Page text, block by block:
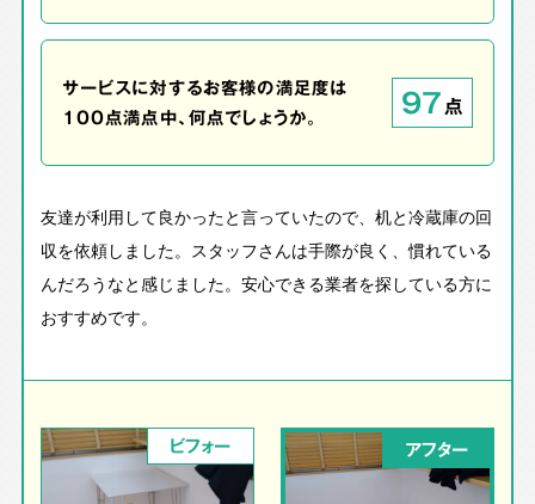
サービスに対するお客様の満足度は
100点満点中、何点でしょうか。
97点
友達が利用して良かったと言っていたので、机と冷蔵庫の回
収を依頼しました。スタッフさんは手際が良く、慣れている
んだろうなと感じました。安心できる業者を探している方に
おすすめです。
ビフォー アフター